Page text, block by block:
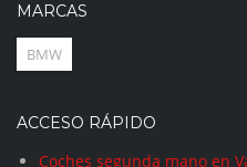
MARCAS
BMW
ACCESO RÁPIDO
Coches segunda mano en